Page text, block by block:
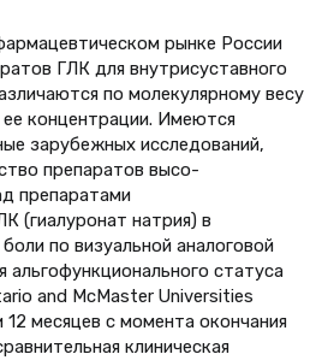
рынке России
ГЛК для внутрисустав­ного
по молекулярному весу
концентрации. Имеются
зарубежных исследований,
препаратов высо­
препаратами
(гиалуронат натрия) в
по визуальной аналоговой
статуса
and McMaster Universities
месяцев с момента окончания
клиническая